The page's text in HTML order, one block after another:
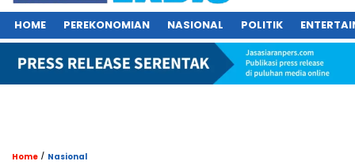
HOME PEREKONOMIAN NASIONAL POLITIK
Home / Nasional